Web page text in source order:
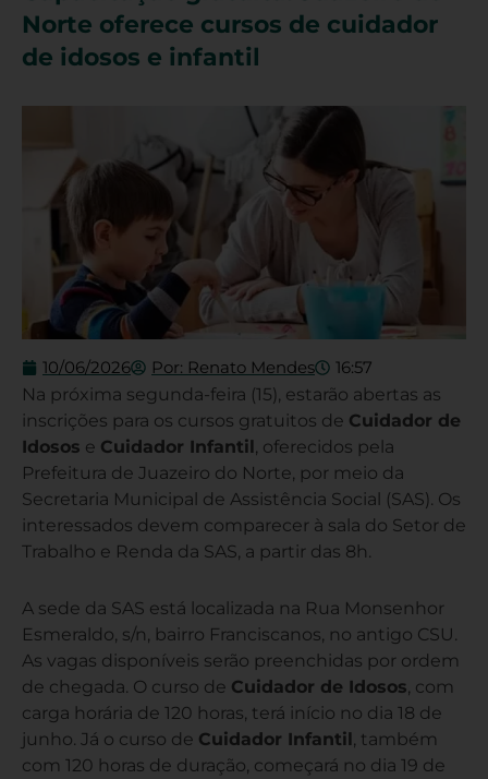
Norte oferece cursos de cuidador
de idosos e infantil
10/06/2026 Por: Renato Mendes 16:57
Na próxima segunda-feira (15), estarão abertas as
inscrições para os cursos gratuitos de Cuidador de
Idosos e Cuidador Infantil, oferecidos pela
Prefeitura de Juazeiro do Norte, por meio da
Secretaria Municipal de Assistência Social (SAS). Os
interessados devem comparecer à sala do Setor de
Trabalho e Renda da SAS, a partir das 8h.
A sede da SAS está localizada na Rua Monsenhor
Esmeraldo, s/n, bairro Franciscanos, no antigo CSU.
As vagas disponíveis serão preenchidas por ordem
de chegada. O curso de Cuidador de Idosos, com
carga horária de 120 horas, terá início no dia 18 de
junho. Já o curso de Cuidador Infantil, também
com 120 horas de duração, começará no dia 19 de